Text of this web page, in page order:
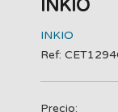
INKIO
INKIO
Ref:
Precio: